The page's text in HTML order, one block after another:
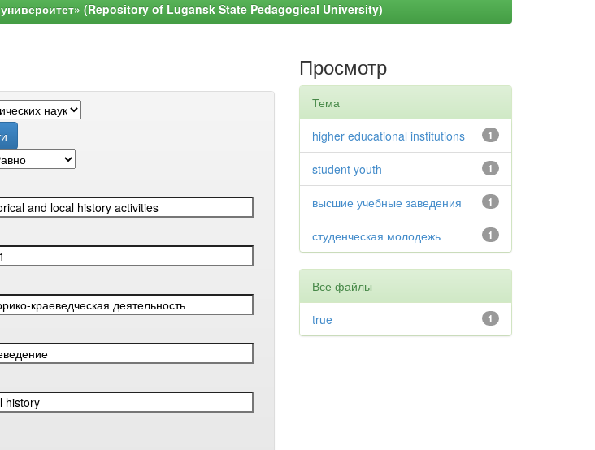
(Repository of Lugansk State Pedagogical University)
Просмотр
Тема
1
higher educational institutions
1
student youth
1
высшие учебные заведения
1
студенческая молодежь
Все файлы
1
true